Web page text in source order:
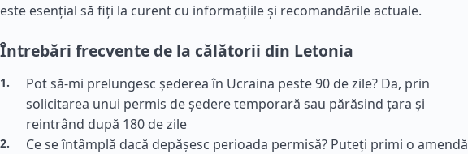
este esențial să fiți la curent cu informațiile și recomandările actuale.
Întrebări frecvente de la călătorii din Letonia
Pot să-mi prelungesc șederea în Ucraina peste 90 de zile? Da, prin
solicitarea unui permis de ședere temporară sau părăsind țara și
reintrând după 180 de zile
Ce se întâmplă dacă depășesc perioada permisă? Puteți primi o amendă